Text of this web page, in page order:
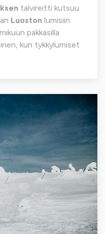
talvireitti kutsuu
Luoston lumisiin
pakkasilla
kun tykkylumiset